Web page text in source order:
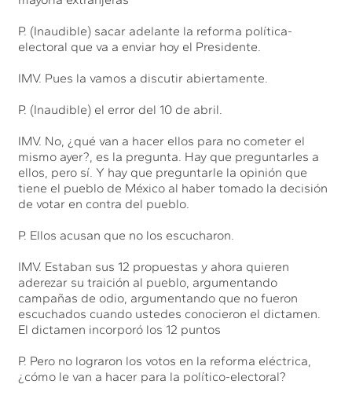
P. (Inaudible) sacar adelante la reforma política-
electoral que va a enviar hoy el Presidente.
IMV. Pues la vamos a discutir abiertamente.
P. (Inaudible) el error del 10 de abril.
IMV. No, ¿qué van a hacer ellos para no cometer el
mismo ayer?, es la pregunta. Hay que preguntarles a
ellos, pero sí. Y hay que preguntarle la opinión que
tiene el pueblo de México al haber tomado la decisión
de votar en contra del pueblo.
P. Ellos acusan que no los escucharon.
IMV. Estaban sus 12 propuestas y ahora quieren
aderezar su traición al pueblo, argumentando
campañas de odio, argumentando que no fueron
escuchados cuando ustedes conocieron el dictamen.
El dictamen incorporó los 12 puntos
P. Pero no lograron los votos en la reforma eléctrica,
¿cómo le van a hacer para la político-electoral?